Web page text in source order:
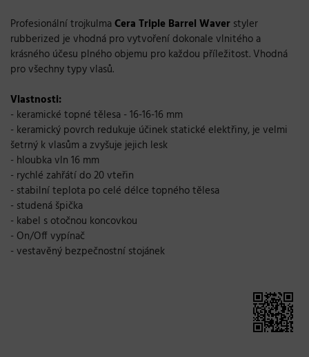
Profesionální trojkulmaCera Triple Barrel Waver styler
rubberized je vhodná pro vytvoření dokonale vlnitého a
krásného účesu plného objemu pro každou příležitost. Vhodná
pro všechny typy vlasů.
Vlastnosti:
- keramické topné tělesa - 16-16-16 mm
- keramický povrch redukuje účinek statické elektřiny, je velmi
šetrný k vlasům a zvyšuje jejich lesk
- hloubka vln 16 mm
- rychlé zahřátí do 20 vteřin
- stabilní teplota po celé délce topného tělesa
- studená špička
- kabel s otočnou koncovkou
- On/Off vypínač
- vestavěný bezpečnostní stojánek